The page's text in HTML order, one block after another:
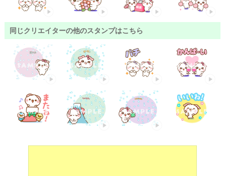
同じクリエイターの他のスタンプはこちら